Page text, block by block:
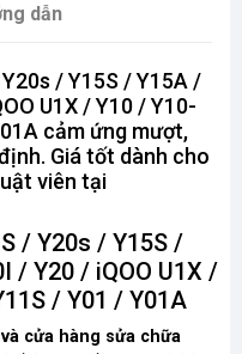
dẫn
/ Y15S / Y15A /
U1X / Y10 / Y10-
cảm ứng mượt,
Giá tốt dành cho
viên tại
/ Y20s / Y15S /
/ Y20 / iQOO U1X /
/ Y01 / Y01A
cửa hàng sửa chữa